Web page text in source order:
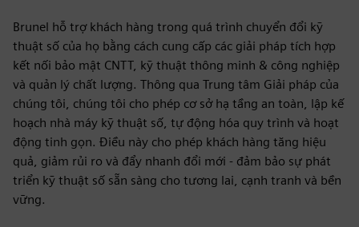
Brunel hỗ trợ khách hàng trong quá trình chuyển đổi kỹ
thuật số của họ bằng cách cung cấp các giải pháp tích hợp
kết nối bảo mật CNTT, kỹ thuật thông minh & công nghiệp
và quản lý chất lượng. Thông qua Trung tâm Giải pháp của
chúng tôi, chúng tôi cho phép cơ sở hạ tầng an toàn, lập kế
hoạch nhà máy kỹ thuật số, tự động hóa quy trình và hoạt
động tinh gọn. Điều này cho phép khách hàng tăng hiệu
quả, giảm rủi ro và đẩy nhanh đổi mới - đảm bảo sự phát
triển kỹ thuật số sẵn sàng cho tương lai, cạnh tranh và bền
vững.